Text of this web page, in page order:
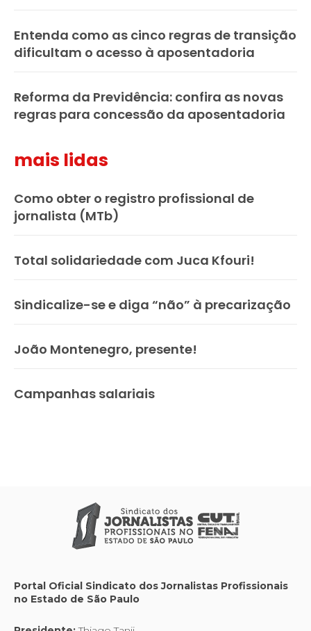
Entenda como as cinco regras de transição
dificultam o acesso à aposentadoria
Reforma da Previdência: confira as novas
regras para concessão da aposentadoria
mais lidas
Como obter o registro profissional de
jornalista (MTb)
Total solidariedade com Juca Kfouri!
Sindicalize-se e diga “não” à precarização
João Montenegro, presente!
Campanhas salariais
Portal Oficial Sindicato dos Jornalistas Profissionais
no Estado de São Paulo